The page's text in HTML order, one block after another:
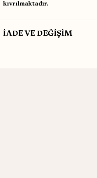
kıvrılmaktadır.
İADE VE DEĞİŞİM